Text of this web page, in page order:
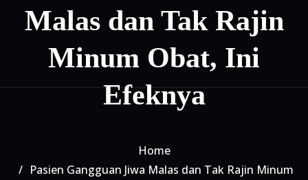
Malas dan Tak Rajin
Minum Obat, Ini
Efeknya
Home
Pasien Gangguan Jiwa Malas dan Tak Rajin Minum